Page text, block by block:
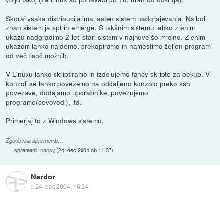
Skoraj vsaka distribucija ima lasten sistem nadgrajevanja. Najbolj
znan sistem ja apt in emerge. S takšnim sistemu lahko z enim
ukazu nadgradimo 2-leti stari sistem v najnovejšo mrcino. Z enim
ukazom lahko najdemo, prekopiramo in namestimo željen program
od več tisoč možnih.
V Linuxu lahko skriptiramo in izdelujemo fancy skripte za bekup. V
konzoli se lahko povežemo na oddaljeno konzolo preko ssh
povezave, dodajamo uporabnike, povezujemo
programe(cevovodi), itd..
Primerjaj to z Windows sistemu.
Zgodovina sprememb…
spremenil:napsy (24. dec 2004 ob 11:37)
Nerdor
::24. dec 2004, 16:24